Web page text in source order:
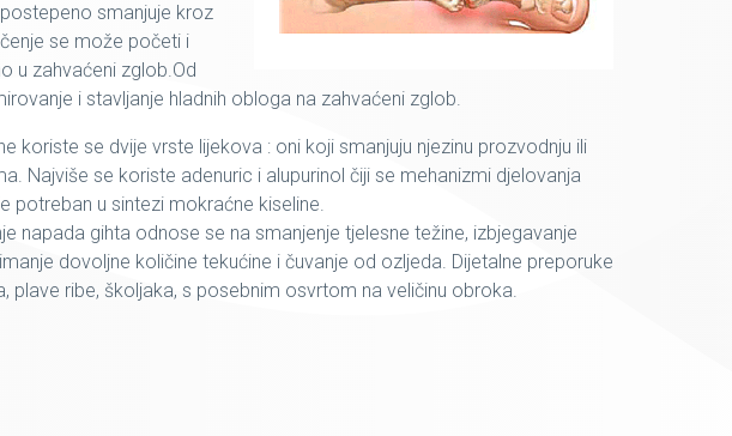
smanjuje kroz
se može početi i
u zahvaćeni zglob.Od
i stavljanje hladnih obloga na zahvaćeni zglob.
koriste se dvije vrste lijekova : oni koji smanjuju njezinu prozvodnju ili
Najviše se koriste adenuric i alupurinol čiji se mehanizmi djelovanja
potreban u sintezi mokraćne kiseline.
napada gihta odnose se na smanjenje tjelesne težine, izbjegavanje
dovoljne količine tekućine i čuvanje od ozljeda. Dijetalne preporuke
plave ribe, školjaka, s posebnim osvrtom na veličinu obroka.